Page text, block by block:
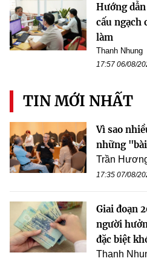
Hướng
cấu ngạch
làm
Thanh Nhung
17:57 06/08/
TIN MỚI NHẤT
Vì sao
những
Trần
17:35 07/08/
Giai đoạn
người
đặc biệt
Thanh